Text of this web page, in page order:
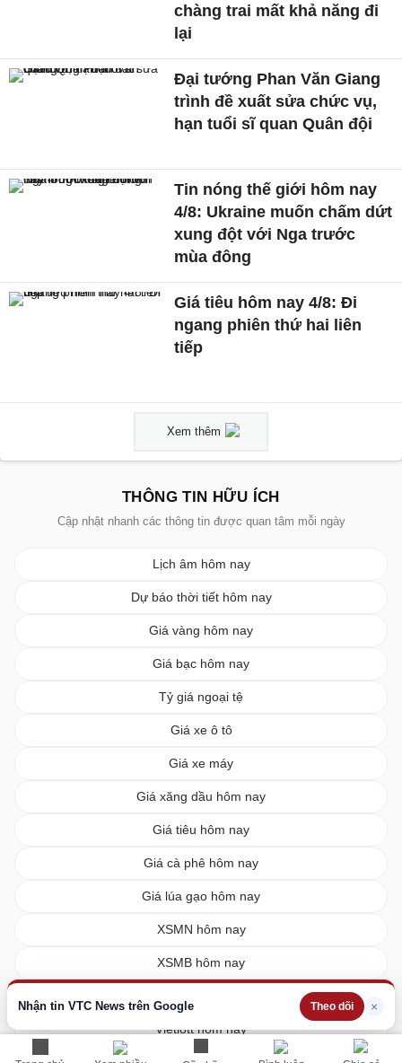
Nhận tin VTC News trên Google Theo dõi ×
chàng trai mất khả năng đi
lại
Đại tướng Phan Văn Giang
trình đề xuất sửa chức vụ,
hạn tuổi sĩ quan Quân đội
Tin nóng thế giới hôm nay
4/8: Ukraine muốn chấm dứt
xung đột với Nga trước
mùa đông
Giá tiêu hôm nay 4/8: Đi
ngang phiên thứ hai liên
tiếp
Xem thêm
THÔNG TIN HỮU ÍCH
Cập nhật nhanh các thông tin được quan tâm mỗi ngày
Lịch âm hôm nay
Dự báo thời tiết hôm nay
Giá vàng hôm nay
Giá bạc hôm nay
Tỷ giá ngoại tệ
Giá xe ô tô
Giá xe máy
Giá xăng dầu hôm nay
Giá tiêu hôm nay
Giá cà phê hôm nay
Giá lúa gạo hôm nay
XSMN hôm nay
XSMB hôm nay
Vietlott hôm nay